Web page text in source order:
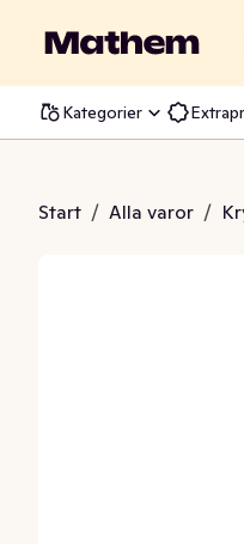
Kategorier
Start / Alla varor /
Kebab Het